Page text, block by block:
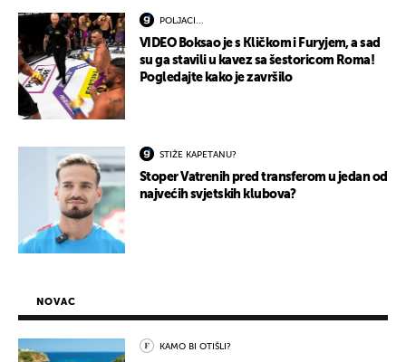
POLJACI...
VIDEO Boksao je s Kličkom i Furyjem, a sad
su ga stavili u kavez sa šestoricom Roma!
Pogledajte kako je završilo
STIŽE KAPETANU?
Stoper Vatrenih pred transferom u jedan od
najvećih svjetskih klubova?
NOVAC
KAMO BI OTIŠLI?